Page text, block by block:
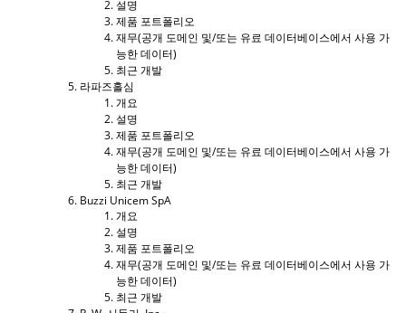
설명
제품 포트폴리오
재무(공개 도메인 및/또는 유료 데이터베이스에서 사용 가
능한 데이터)
최근 개발
라파즈홀심
개요
설명
제품 포트폴리오
재무(공개 도메인 및/또는 유료 데이터베이스에서 사용 가
능한 데이터)
최근 개발
Buzzi Unicem SpA
개요
설명
제품 포트폴리오
재무(공개 도메인 및/또는 유료 데이터베이스에서 사용 가
능한 데이터)
최근 개발